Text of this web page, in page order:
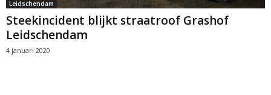
Leidschendam
Steekincident blijkt straatroof Grashof
Leidschendam
4 januari 2020